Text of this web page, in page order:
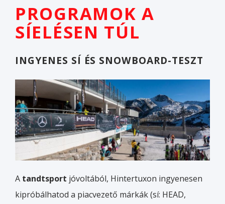
PROGRAMOK A
SÍELÉSEN TÚL
INGYENES SÍ ÉS SNOWBOARD-TESZT
A tandtsport jóvoltából, Hintertuxon ingyenesen
kipróbálhatod a piacvezető márkák (sí: HEAD,